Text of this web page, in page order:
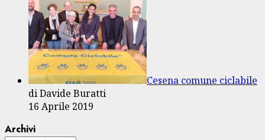
Cesena comune ciclabile
di Davide Buratti
16 Aprile 2019
Archivi